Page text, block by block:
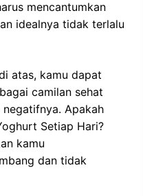
mencantumkan
idealnya tidak terlalu
atas, kamu dapat
camilan sehat
Apakah
Setiap Hari?
kamu
dan tidak